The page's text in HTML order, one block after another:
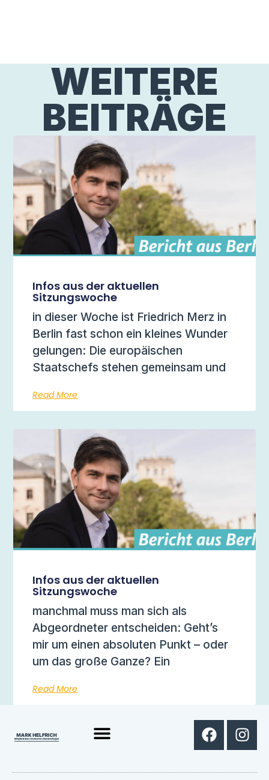
WEITERE
BEITRÄGE
Infos aus der aktuellen
Sitzungswoche
in dieser Woche ist Friedrich Merz in
Berlin fast schon ein kleines Wunder
gelungen: Die europäischen
Staatschefs stehen gemeinsam und
Read More
Infos aus der aktuellen
Sitzungswoche
manchmal muss man sich als
Abgeordneter entscheiden: Geht’s
mir um einen absoluten Punkt – oder
um das große Ganze? Ein
Read More